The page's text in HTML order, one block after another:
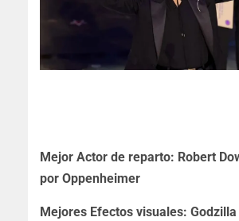
Mejor Actor de reparto: Robert
por Oppenheimer
Mejores Efectos visuales: